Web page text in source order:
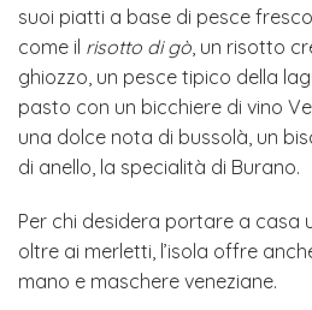
suoi piatti a base di pesce
come il risotto di gò , un risotto
ghiozzo, un pesce tipico della
pasto con un bicchiere di vino
una dolce nota di bussolà, un
di anello, la specialità di Burano.
Per chi desidera portare a casa
oltre ai merletti, l’isola offre
mano e maschere veneziane.